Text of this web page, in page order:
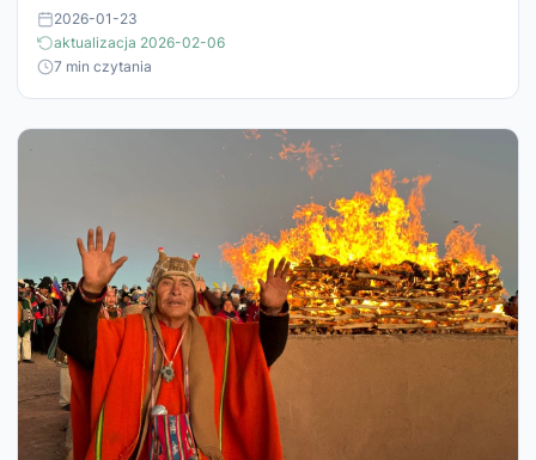
2026-01-23
aktualizacja 2026-02-06
7 min czytania